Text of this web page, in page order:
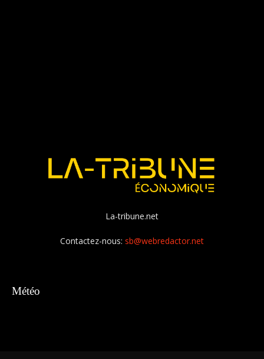
La-tribune.net
Contactez-nous: sb@webredactor.net
Météo